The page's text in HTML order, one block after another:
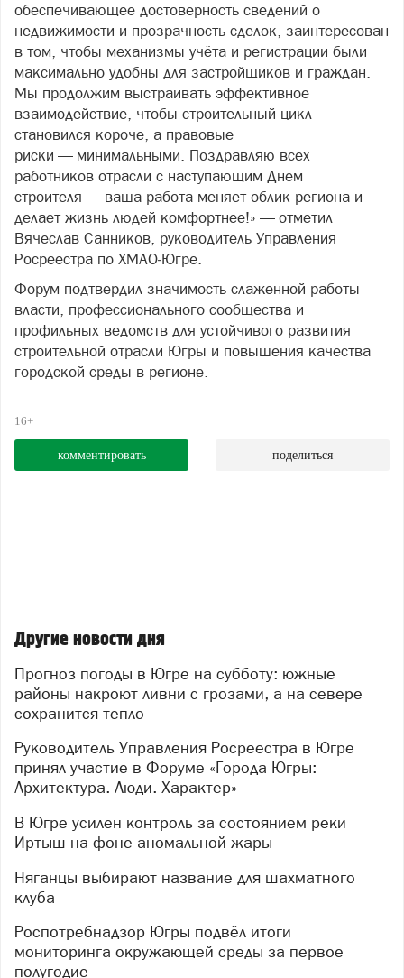
обеспечивающее достоверность сведений о
недвижимости и прозрачность сделок, заинтересован
в том, чтобы механизмы учёта и регистрации были
максимально удобны для застройщиков и граждан.
Мы продолжим выстраивать эффективное
взаимодействие, чтобы строительный цикл
становился короче, а правовые
риски — минимальными. Поздравляю всех
работников отрасли с наступающим Днём
строителя — ваша работа меняет облик региона и
делает жизнь людей комфортнее!» — отметил
Вячеслав Санников, руководитель Управления
Росреестра по ХМАО‑Югре.
Форум подтвердил значимость слаженной работы
власти, профессионального сообщества и
профильных ведомств для устойчивого развития
строительной отрасли Югры и повышения качества
городской среды в регионе.
16+
комментировать поделиться
Другие новости дня
Прогноз погоды в Югре на субботу: южные
районы накроют ливни с грозами, а на севере
сохранится тепло
Руководитель Управления Росреестра в Югре
принял участие в Форуме «Города Югры:
Архитектура. Люди. Характер»
В Югре усилен контроль за состоянием реки
Иртыш на фоне аномальной жары
Няганцы выбирают название для шахматного
клуба
Роспотребнадзор Югры подвёл итоги
мониторинга окружающей среды за первое
полугодие